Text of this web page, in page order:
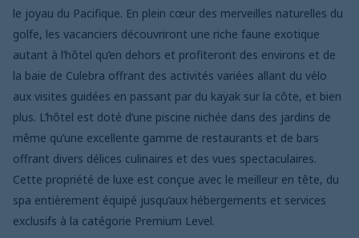
le joyau du Pacifique. En plein cœur des merveilles naturelles du
golfe, les vacanciers découvriront une riche faune exotique
autant à l’hôtel qu’en dehors et profiteront des environs et de
la baie de Culebra offrant des activités variées allant du vélo
aux visites guidées en passant par du kayak sur la côte, et bien
plus. L’hôtel est doté d’une piscine nichée dans des jardins de
même qu’une excellente gamme de restaurants et de bars
offrant divers délices culinaires et des vues spectaculaires.
Cette propriété de luxe est conçue avec le meilleur en tête, du
spa entièrement équipé jusqu’aux hébergements et services
exclusifs à la catégorie Premium Level.